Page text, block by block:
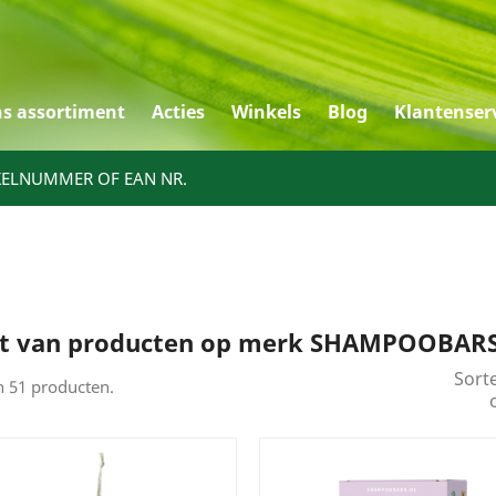
assortiment Acties Winkels Blog
OF EAN NR.
van producten op merk
51 producten.